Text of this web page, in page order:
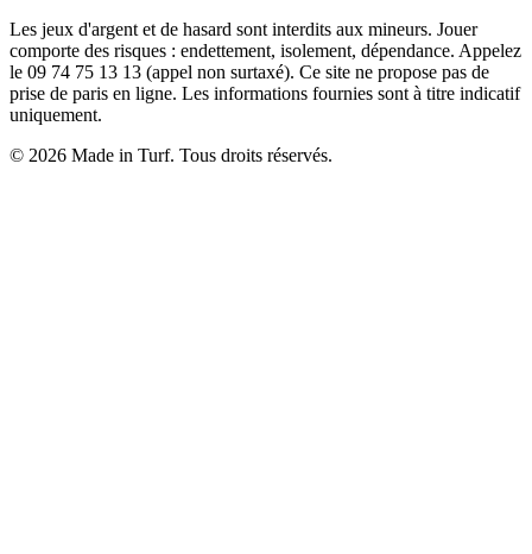
Les jeux d'argent et de hasard sont interdits aux mineurs. Jouer
comporte des risques : endettement, isolement, dépendance. Appelez
le 09 74 75 13 13 (appel non surtaxé). Ce site ne propose pas de
prise de paris en ligne. Les informations fournies sont à titre indicatif
uniquement.
© 2026 Made in Turf. Tous droits réservés.